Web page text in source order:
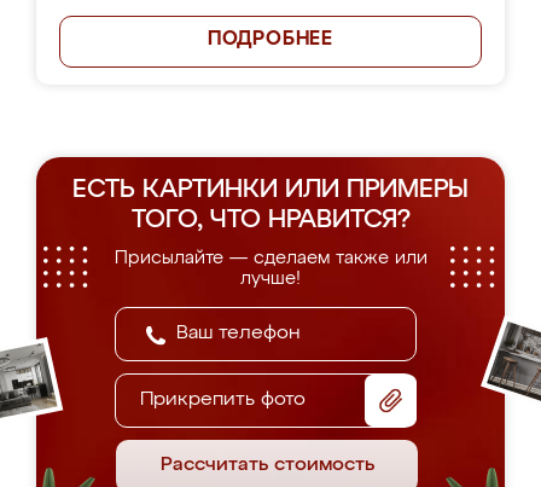
ПОДРОБНЕЕ
ЕСТЬ КАРТИНКИ ИЛИ ПРИМЕРЫ
ТОГО, ЧТО НРАВИТСЯ?
Присылайте — сделаем также или
лучше!
Прикрепить фото
Рассчитать стоимость